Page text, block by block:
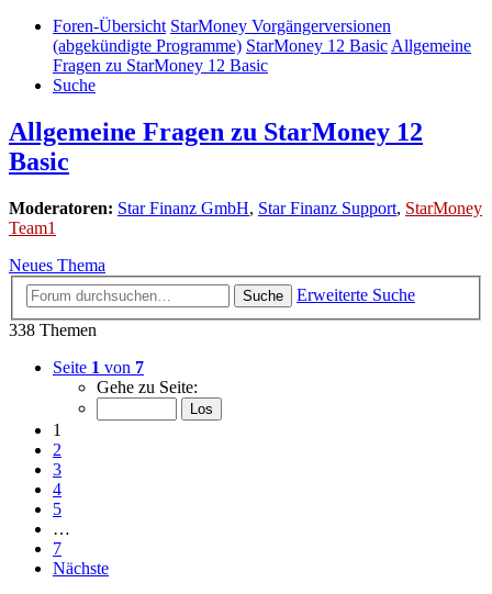
Foren-Übersicht StarMoney Vorgängerversionen
(abgekündigte Programme) StarMoney 12 BasicAllgemeine
Fragen zu StarMoney 12 Basic
Suche
Allgemeine Fragen zu StarMoney 12
Basic
Moderatoren: Star Finanz GmbH, Star Finanz Support, StarMoney
Team1
Neues Thema
Suche
Erweiterte Suche
338 Themen
Seite 1 von 7
Gehe zu Seite:
1
2
3
4
5
…
7
Nächste